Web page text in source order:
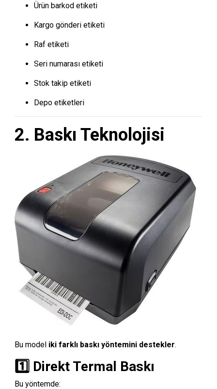
Ürün barkod etiketi
Kargo gönderi etiketi
Raf etiketi
Seri numarası etiketi
Stok takip etiketi
Depo etiketleri
2. Baskı Teknolojisi
Bu model iki farklı baskı yöntemini destekler.
1️⃣ Direkt Termal Baskı
Bu yöntemde: